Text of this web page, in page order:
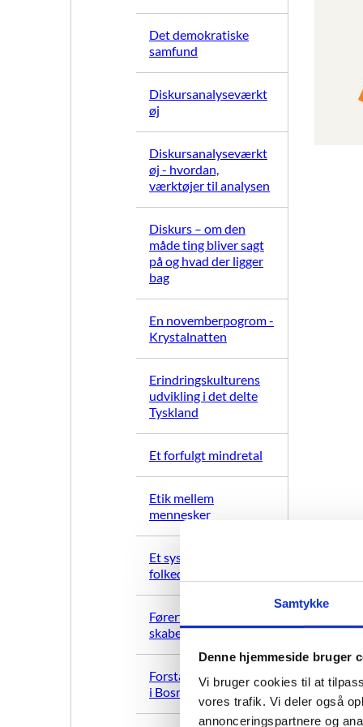
Samtykke
Denne hjemmeside bruger
Vi bruger cookies til at
vores trafik. Vi deler også
annonceringspartnere og
Det demokratiske
samfund
Diskursanalyseværkt
øj
Diskursanalyseværkt
øj - hvordan,
værktøjer til analysen
Diskurs – om den
måde ting bliver sagt
på og hvad der ligger
bag
En novemberpogrom -
Krystalnatten
Erindringskulturens
udvikling i det delte
Tyskland
Et forfulgt mindretal
Etik mellem
mennesker
Et systematisk
folkedrab
Førerfiguren Hitler
skabes
Forståelse af etnicitet
i Bosnien